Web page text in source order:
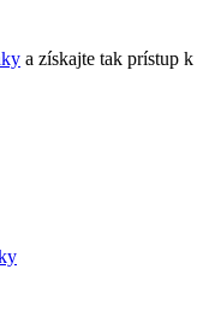
a získajte tak prístup k